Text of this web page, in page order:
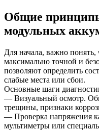
Общие
модульных
Для начала, важно
максимально точной и
позволяют определить
слабые места или сбои.
Основные шаги
— Визуальный осмотр.
трещины, признаки
— Проверка напряжения
мультиметры или